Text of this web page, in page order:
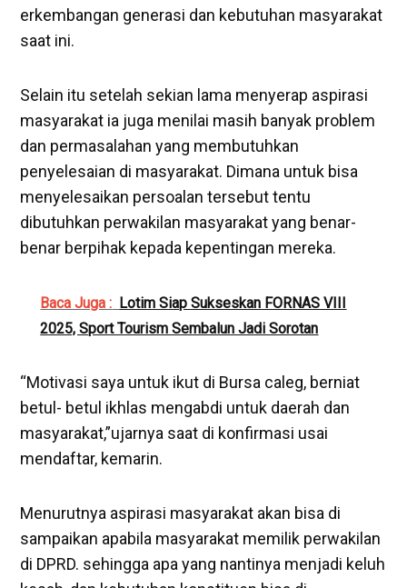
erkembangan generasi dan kebutuhan masyarakat
saat ini.
Selain itu setelah sekian lama menyerap aspirasi
masyarakat ia juga menilai masih banyak problem
dan permasalahan yang membutuhkan
penyelesaian di masyarakat. Dimana untuk bisa
menyelesaikan persoalan tersebut tentu
dibutuhkan perwakilan masyarakat yang benar-
benar berpihak kepada kepentingan mereka.
Baca Juga : Lotim Siap Sukseskan FORNAS VIII
2025, Sport Tourism Sembalun Jadi Sorotan
“Motivasi saya untuk ikut di Bursa caleg, berniat
betul- betul ikhlas mengabdi untuk daerah dan
masyarakat,”ujarnya saat di konfirmasi usai
mendaftar, kemarin.
Menurutnya aspirasi masyarakat akan bisa di
sampaikan apabila masyarakat memilik perwakilan
di DPRD. sehingga apa yang nantinya menjadi keluh